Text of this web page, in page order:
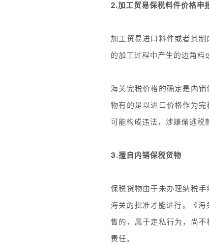
2.加工贸易保税料件价格申
加工贸易进口料件或者其
的加工过程中产生的边角料
海关完税价格的确定是内
物有的是以进口价格作为
可能构成违法，涉嫌偷逃税
3.擅自内销保税货物
保税货物由于未办理纳税
海关的批准才能进行。《
售的，属于走私行为，尚
责任。